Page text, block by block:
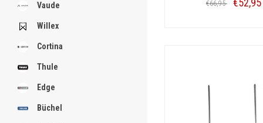
Vaude
Willex
Cortina
Thule
Edge
Büchel
.
.
nieuwste producten van
boodschappen, maar kan
te breiden met een
verkrijgbaar in het grijs en
€66,95 €52,95